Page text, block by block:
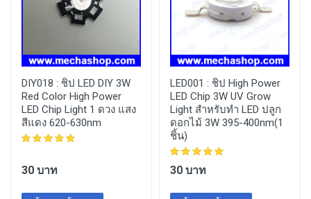
DIY018 : ชิป LED DIY 3W
Red Color High Power
LED Chip Light 1 ดวง แสง
สีแดง 620-630nm
30 บาท
LED001 : ชิป High Power
LED Chip 3W UV Grow
Light สำหรับทำ LED ปลูก
ดอกไม้ 3W 395-400nm(1
ชิ้น)
30 บาท